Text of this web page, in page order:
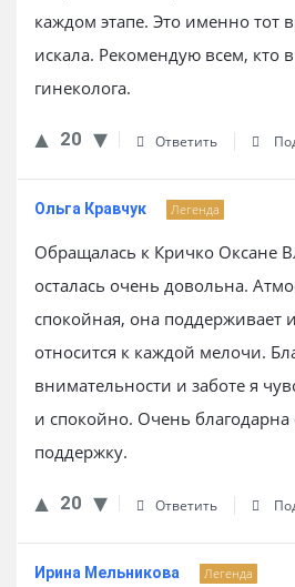
каждом этапе. Это именно тот
искала. Рекомендую всем, кто
гинеколога.
20 Ответить
Ольга Кравчук Легенда
Обращалась к Кричко Оксане
осталась очень довольна.
спокойная, она поддерживает
относится к каждой мелочи.
внимательности и заботе я
и спокойно. Очень благодарна
поддержку.
20 Ответить
Ирина Мельникова Легенда